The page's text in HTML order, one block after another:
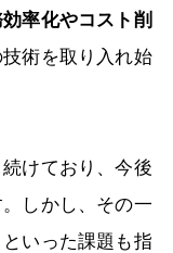
率化やコスト削
術を取り入れ始
けており、今後
しかし、その一
いった課題も指